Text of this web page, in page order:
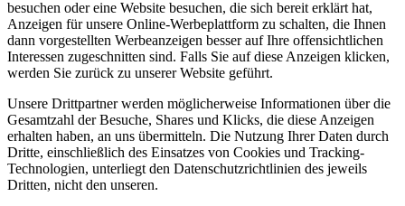
besuchen oder eine Website besuchen, die sich bereit erklärt hat,
Anzeigen für unsere Online-Werbeplattform zu schalten, die Ihnen
dann vorgestellten Werbeanzeigen besser auf Ihre offensichtlichen
Interessen zugeschnitten sind. Falls Sie auf diese Anzeigen klicken,
werden Sie zurück zu unserer Website geführt.
Unsere Drittpartner werden möglicherweise Informationen über die
Gesamtzahl der Besuche, Shares und Klicks, die diese Anzeigen
erhalten haben, an uns übermitteln. Die Nutzung Ihrer Daten durch
Dritte, einschließlich des Einsatzes von Cookies und Tracking-
Technologien, unterliegt den Datenschutzrichtlinien des jeweils
Dritten, nicht den unseren.